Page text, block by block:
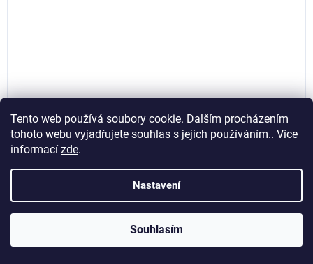
Tento web používá soubory cookie. Dalším procházením
tohoto webu vyjadřujete souhlas s jejich používáním.. Více
informací zde.
Nastavení
Souhlasím
Nitrylové pracovní rukavice Grippaz PREMIUM vel.L,
50ks, Invento 920-P2580057
Skladem(>5 ks)
Do košíku